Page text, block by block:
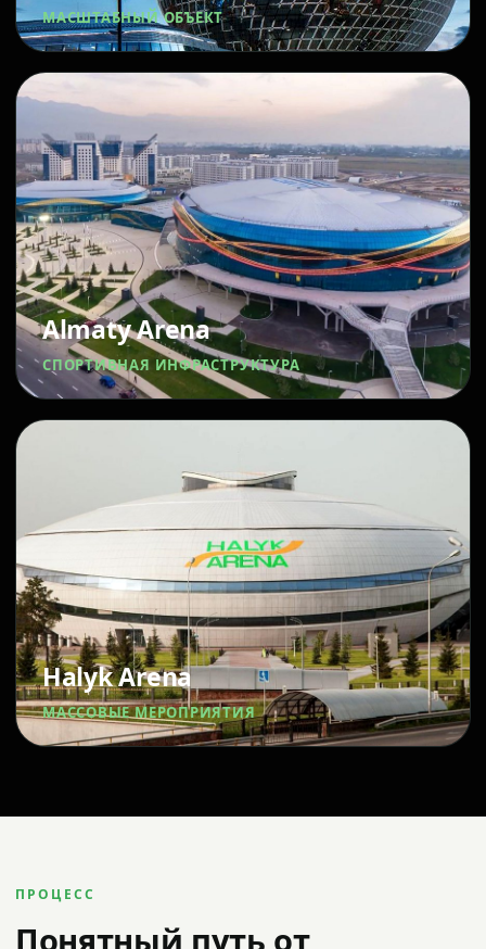
МАСШТАБНЫЙ ОБЪЕКТ
Almaty Arena
СПОРТИВНАЯ ИНФРАСТРУКТУРА
Halyk Arena
МАССОВЫЕ МЕРОПРИЯТИЯ
ПРОЦЕСС
Понятный путь от